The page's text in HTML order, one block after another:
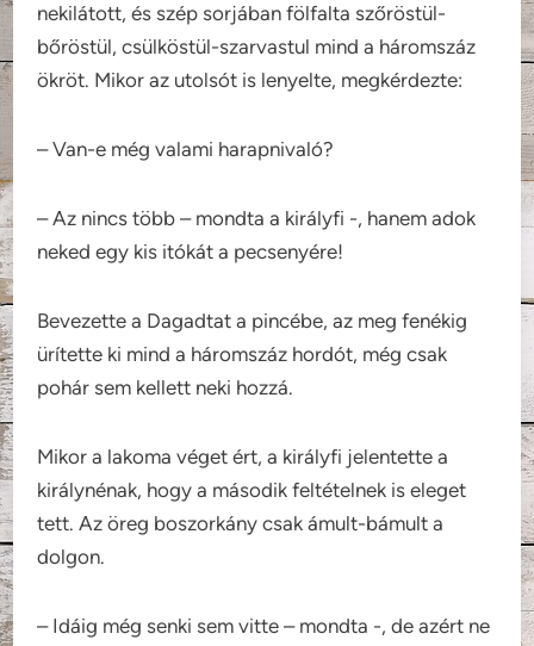
nekilátott, és szép sorjában fölfalta szőröstül-
bőröstül, csülköstül-szarvastul mind a háromszáz
ökröt. Mikor az utolsót is lenyelte, megkérdezte:
– Van-e még valami harapnivaló?
– Az nincs több – mondta a királyfi -, hanem adok
neked egy kis itókát a pecsenyére!
Bevezette a Dagadtat a pincébe, az meg fenékig
ürítette ki mind a háromszáz hordót, még csak
pohár sem kellett neki hozzá.
Mikor a lakoma véget ért, a királyfi jelentette a
királynénak, hogy a második feltételnek is eleget
tett. Az öreg boszorkány csak ámult-bámult a
dolgon.
– Idáig még senki sem vitte – mondta -, de azért ne